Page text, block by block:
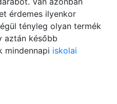
érdemes ilyenkor
tényleg olyan termék
aztán később
mindennapi iskolai